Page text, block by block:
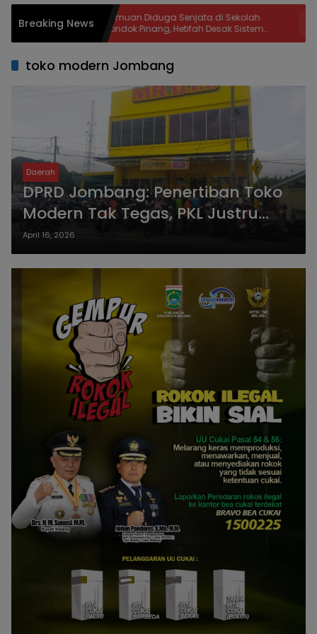
Breaking NewsTemuan Diduga Senjata di Sekolah
Pondok Pinang, Hetifah Desak Sistem
Keamanan Dievaluasi
Tiga
toko modern Jombang
Daerah
DPRD Jombang: Penertiban Toko
Modern Tak Tegas, PKL Justru
Jadi Sasaran
April 16, 2026